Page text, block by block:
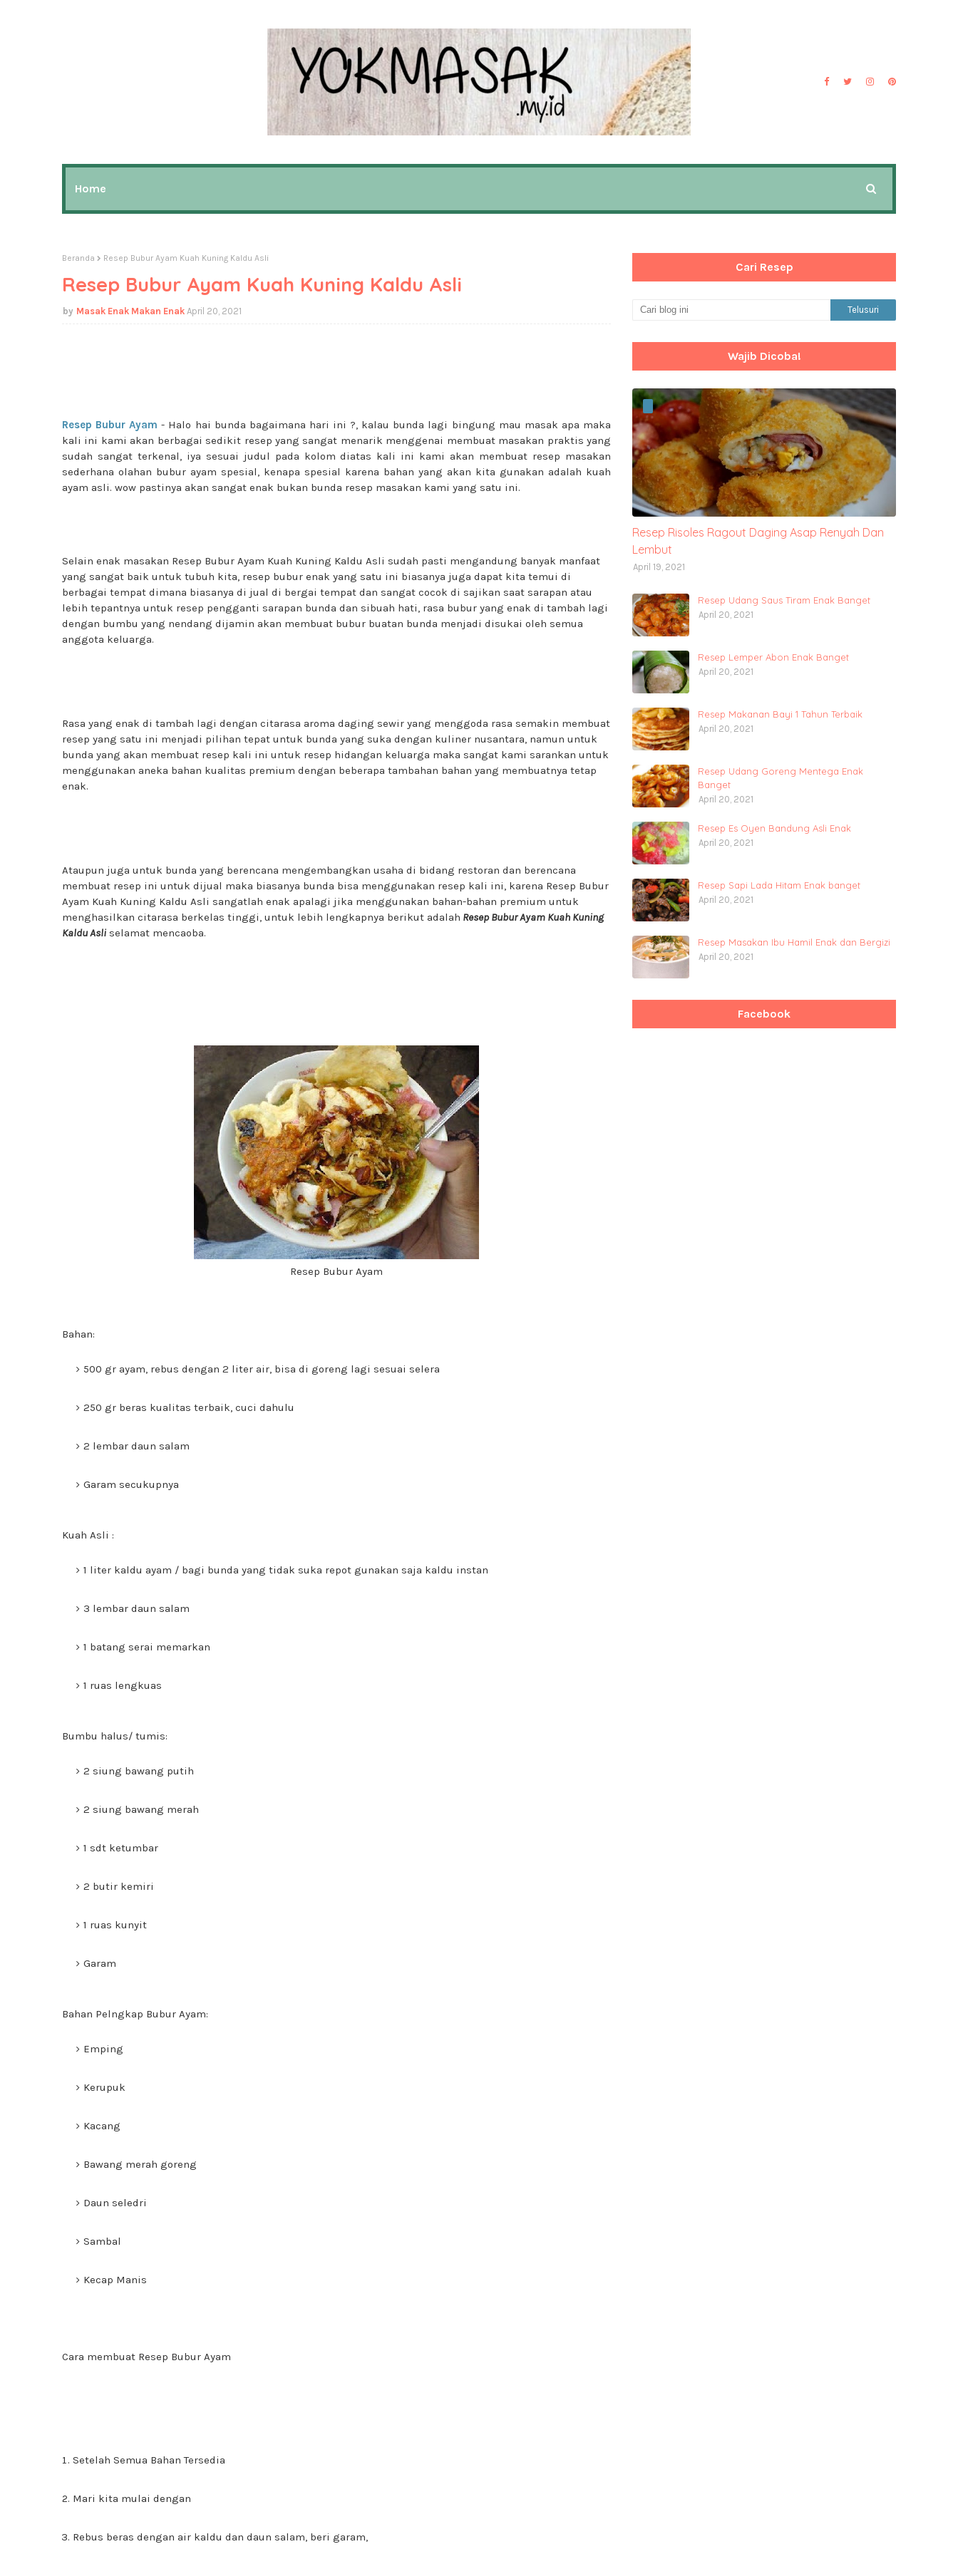
Home
Beranda Resep Bubur Ayam Kuah Kuning Kaldu Asli
Resep Bubur Ayam Kuah Kuning Kaldu Asli
Masak Enak Makan Enak April 20, 2021
Resep Bubur Ayam - Halo hai bunda bagaimana hari ini ?, kalau bunda lagi bingung mau masak apa maka
kali ini kami akan berbagai sedikit resep yang sangat menarik menggenai membuat masakan praktis yang
sudah sangat terkenal, iya sesuai judul pada kolom diatas kali ini kami akan membuat resep masakan
sederhana olahan bubur ayam spesial, kenapa spesial karena bahan yang akan kita gunakan adalah kuah
ayam asli. wow pastinya akan sangat enak bukan bunda resep masakan kami yang satu ini.
Selain enak masakan Resep Bubur Ayam Kuah Kuning Kaldu Asli sudah pasti mengandung banyak manfaat
yang sangat baik untuk tubuh kita, resep bubur enak yang satu ini biasanya juga dapat kita temui di
berbagai tempat dimana biasanya di jual di bergai tempat dan sangat cocok di sajikan saat sarapan atau
lebih tepantnya untuk resep pengganti sarapan bunda dan sibuah hati, rasa bubur yang enak di tambah lagi
dengan bumbu yang nendang dijamin akan membuat bubur buatan bunda menjadi disukai oleh semua
anggota keluarga.
Rasa yang enak di tambah lagi dengan citarasa aroma daging sewir yang menggoda rasa semakin membuat
resep yang satu ini menjadi pilihan tepat untuk bunda yang suka dengan kuliner nusantara, namun untuk
bunda yang akan membuat resep kali ini untuk resep hidangan keluarga maka sangat kami sarankan untuk
menggunakan aneka bahan kualitas premium dengan beberapa tambahan bahan yang membuatnya tetap
enak.
Ataupun juga untuk bunda yang berencana mengembangkan usaha di bidang restoran dan berencana
membuat resep ini untuk dijual maka biasanya bunda bisa menggunakan resep kali ini, karena Resep Bubur
Ayam Kuah Kuning Kaldu Asli sangatlah enak apalagi jika menggunakan bahan-bahan premium untuk
menghasilkan citarasa berkelas tinggi, untuk lebih lengkapnya berikut adalah Resep Bubur Ayam Kuah Kuning
Kaldu Asli selamat mencaoba.
Resep Bubur Ayam
Bahan:
500 gr ayam, rebus dengan 2 liter air, bisa di goreng lagi sesuai selera
250 gr beras kualitas terbaik, cuci dahulu
2 lembar daun salam
Garam secukupnya
Kuah Asli :
1 liter kaldu ayam / bagi bunda yang tidak suka repot gunakan saja kaldu instan
3 lembar daun salam
1 batang serai memarkan
1 ruas lengkuas
Bumbu halus/ tumis:
2 siung bawang putih
2 siung bawang merah
1 sdt ketumbar
2 butir kemiri
1 ruas kunyit
Garam
Bahan Pelngkap Bubur Ayam:
Emping
Kerupuk
Kacang
Bawang merah goreng
Daun seledri
Sambal
Kecap Manis
Cara membuat Resep Bubur Ayam
Setelah Semua Bahan Tersedia
Mari kita mulai dengan
Rebus beras dengan air kaldu dan daun salam, beri garam,
Cari Resep
Wajib Dicoba!
Resep Risoles Ragout Daging Asap Renyah Dan
Lembut
April 19, 2021
Resep Udang Saus Tiram Enak Banget
April 20, 2021
Resep Lemper Abon Enak Banget
April 20, 2021
Resep Makanan Bayi 1 Tahun Terbaik
April 20, 2021
Resep Udang Goreng Mentega Enak
Banget
April 20, 2021
Resep Es Oyen Bandung Asli Enak
April 20, 2021
Resep Sapi Lada Hitam Enak banget
April 20, 2021
Resep Masakan Ibu Hamil Enak dan Bergizi
April 20, 2021
Facebook